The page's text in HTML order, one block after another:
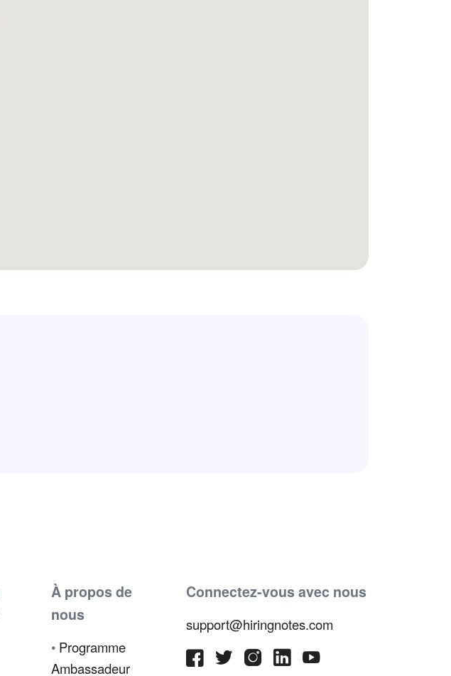
À propos de
nous
• Programme
Ambassadeur
Connectez-vous avec nous
support@hiringnotes.com